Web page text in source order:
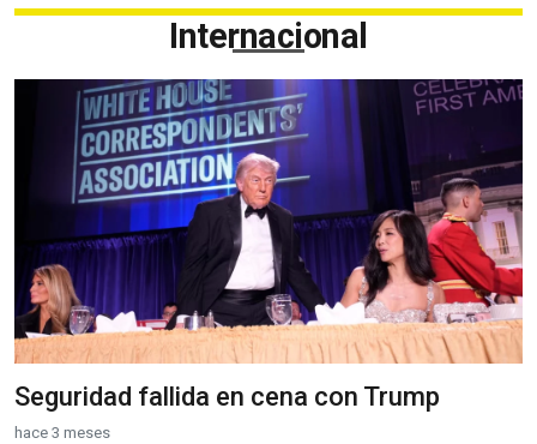
Internacional
Seguridad fallida en cena con Trump
hace 3 meses